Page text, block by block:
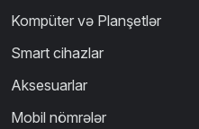
Kompüter və Planşetlər
Smart cihazlar
Aksesuarlar
Mobil nömrələr